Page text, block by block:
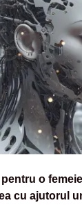
o
cu ajutorul